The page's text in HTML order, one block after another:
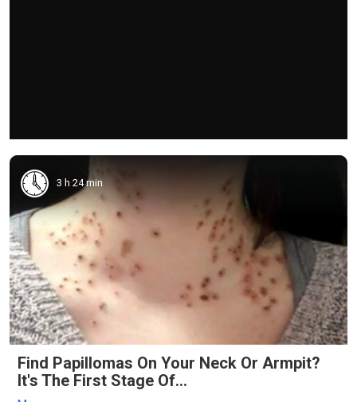
3 h 24 min
Find Papillomas On Your Neck Or Armpit?
It's The First Stage Of...